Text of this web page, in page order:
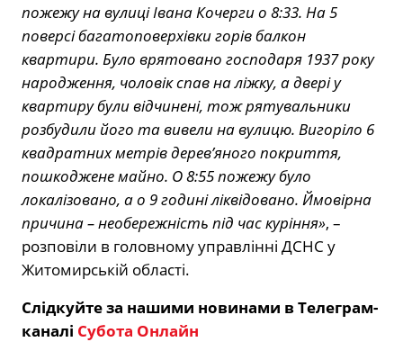
пожежу на вулиці Івана Кочерги о 8:33. На 5
поверсі багатоповерхівки горів балкон
квартири. Було врятовано господаря 1937 року
народження, чоловік спав на ліжку, а двері у
квартиру були відчинені, тож рятувальники
розбудили його та вивели на вулицю. Вигоріло 6
квадратних метрів дерев’яного покриття,
пошкоджене майно. О 8:55 пожежу було
локалізовано, а о 9 годині ліквідовано. Ймовірна
причина – необережність під час куріння», –
розповіли в головному управлінні ДСНС у
Житомирській області.
Слідкуйте за нашими новинами в Телеграм-
каналі Субота Онлайн